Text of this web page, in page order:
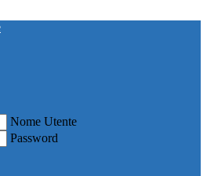
Nome Utente
Password